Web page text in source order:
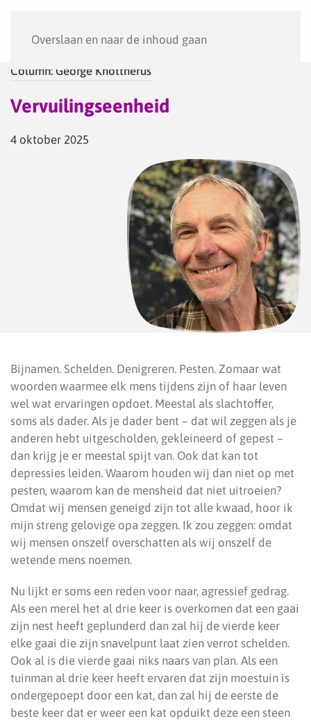
Overslaan en naar de inhoud gaan
Column: George Knottnerus
Vervuilingseenheid
4 oktober 2025
Bijnamen. Schelden. Denigreren. Pesten. Zomaar wat
woorden waarmee elk mens tijdens zijn of haar leven
wel wat ervaringen opdoet. Meestal als slachtoffer,
soms als dader. Als je dader bent – dat wil zeggen als je
anderen hebt uitgescholden, gekleineerd of gepest –
dan krijg je er meestal spijt van. Ook dat kan tot
depressies leiden. Waarom houden wij dan niet op met
pesten, waarom kan de mensheid dat niet uitroeien?
Omdat wij mensen geneigd zijn tot alle kwaad, hoor ik
mijn streng gelovige opa zeggen. Ik zou zeggen: omdat
wij mensen onszelf overschatten als wij onszelf de
wetende mens noemen.
Nu lijkt er soms een reden voor naar, agressief gedrag.
Als een merel het al drie keer is overkomen dat een gaai
zijn nest heeft geplunderd dan zal hij de vierde keer
elke gaai die zijn snavelpunt laat zien verrot schelden.
Ook al is die vierde gaai niks naars van plan. Als een
tuinman al drie keer heeft ervaren dat zijn moestuin is
ondergepoept door een kat, dan zal hij de eerste de
beste keer dat er weer een kat opduikt deze een steen